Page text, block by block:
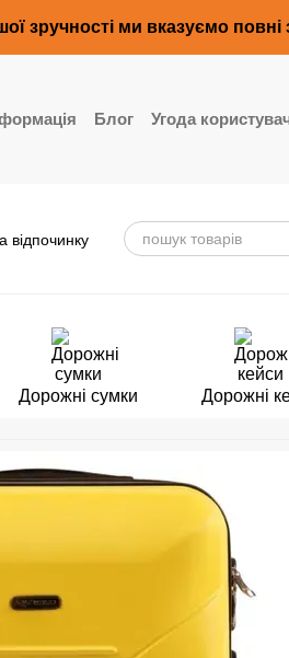
зручності ми вказуємо
Блог Угода
Дорожні сумки Дорожні